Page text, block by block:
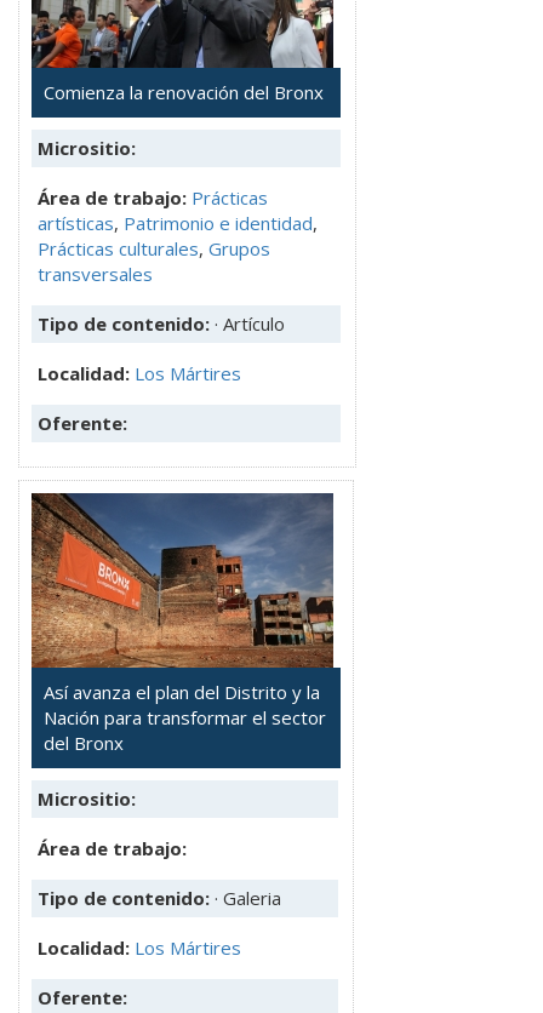
Comienza la renovación del Bronx
Micrositio:
Área de trabajo: Prácticas
artísticas, Patrimonio e identidad,
Prácticas culturales, Grupos
transversales
Tipo de contenido: · Artículo
Localidad: Los Mártires
Oferente:
Así avanza el plan del Distrito y la
Nación para transformar el sector
del Bronx
Micrositio:
Área de trabajo:
Tipo de contenido: · Galeria
Localidad: Los Mártires
Oferente: